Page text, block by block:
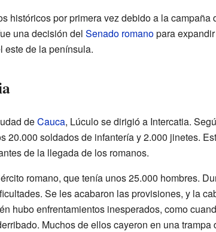
históricos por primera vez debido a la campaña
una decisión del Senado romanopara
este de la península.
deCauca, Lúculo se dirigió a Intercatia.
20.000 soldados de infantería y 2.000 jinetes.
de la llegada de los romanos.
romano, que tenía unos 25.000 hombres.
Se les acabaron las provisiones, y la
hubo enfrentamientos inesperados, como
Muchos de ellos cayeron en una